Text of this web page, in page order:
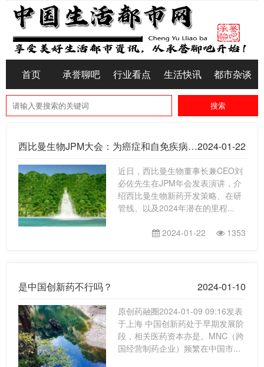
首页 承誉聊吧 行业看点 生活快讯 都市杂谈
2024-01-22
西比曼生物JPM大会：为癌症和自免疾病患者开发创新细胞疗法
近日，西比曼生物董事长兼CEO刘
必佐先生在JPM年会发表演讲，介
绍西比曼生物新药开发策略、在研
管线、以及2024年潜在的里程...
2024-01-22 1353
2024-01-10
是中国创新药不行吗？
原创药融圈2024-01-09 09:16发表
于上海 中国创新药处于早期发展阶
段，相关医药资本亦是。MNC（跨
国经营制药企业）频繁在中国市...